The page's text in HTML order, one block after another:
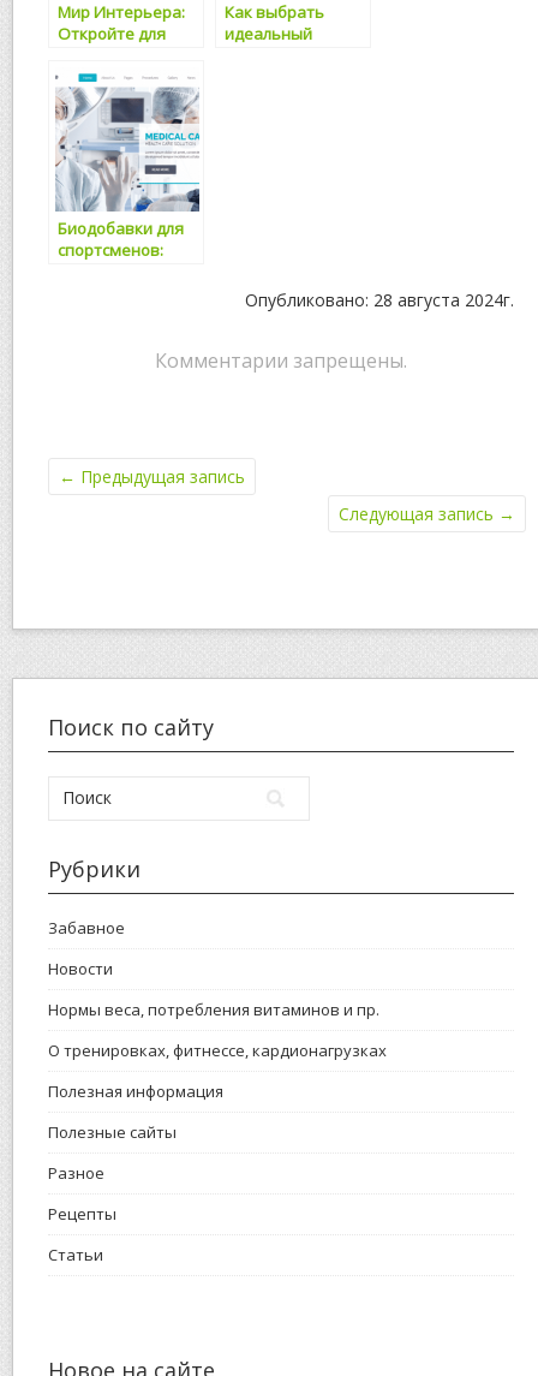
Мир Интерьера:
Откройте для
Пространство с
OK Galleries
Как выбрать
идеальный
Биодобавки для
спортсменов:
Опубликовано: 28 августа 2024г.
Комментарии запрещены.
← Предыдущая запись
Следующая запись →
Поиск по сайту
Рубрики
Забавное
Новости
Нормы веса, потребления витаминов и пр.
О тренировках, фитнессе, кардионагрузках
Полезная информация
Полезные сайты
Разное
Рецепты
Статьи